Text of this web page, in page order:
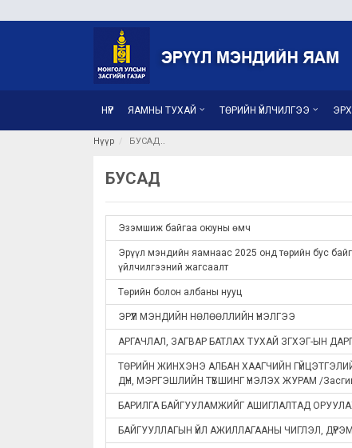
НҮҮР ЯАМНЫ ТУХАЙ ТӨРИЙН ҮЙЛЧИЛГЭЭ ЭРХ
Нүүр БУСАД
БУСАД
Эзэмшиж байгаа оюуны өмч
Эрүүл мэндийн яамнаас 2025 онд төрийн бус
үйлчилгээний жагсаалт
Төрийн болон албаны нууц
ЭРҮҮЛ МЭНДИЙН НӨЛӨӨЛЛИЙН ҮНЭЛГЭЭ
АРГАЧЛАЛ, ЗАГВАР БАТЛАХ ТУХАЙ ЗГХЭГ-ЫН
ТӨРИЙН ЖИНХЭНЭ АЛБАН ХААГЧИЙН
ДҮН, МЭРГЭШЛИЙН ТҮВШИНГ ҮНЭЛЭХ ЖУРАМ /
БАРИЛГА БАЙГУУЛАМЖИЙГ АШИГЛАЛТАД
БАЙГУУЛЛАГЫН ҮЙЛ АЖИЛЛАГААНЫ ЧИГЛЭЛ, ДҮРЭМ